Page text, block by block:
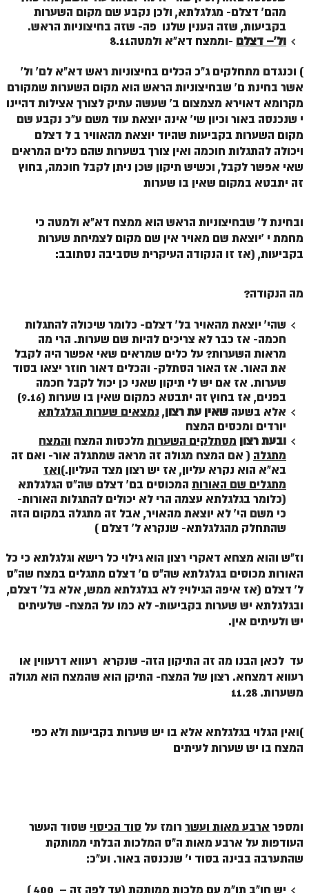
ספר הזוהר הקדוש זוהר ויקרא השקפה
ספר הזוהר הקדוש זוהר ויקרא מתקדמים
זוהר צו מתקדמים
פרשת שמיני מתחילים
פרשת שמיני מתקדמים
ספר הזוהר פרשת תזריע למתחילים
ספר הזוהר פרשת תזריע למתקדמים
זוהר מצורע למתקדמים
זוהר אחרי מות למתקדמים
הזוהר הקדוש – קדושים למתקדמים
ספר הזוהר אמור השקפה
ספר הזוהר אמור מתקדמים
הזוהר הקדוש פרשת בהר למתחילים
הזוהר הקדוש פרשת בהר – מתקדמים
זוהר בחוקותי למתחילים
זוהר הקדוש בחוקותי למתקדמים
זוהר במדבר מתקדמים
זוהר נשא למתחילים
זוהר נשא למתקדמים
זוהר בהעלותך למתקדמים
זוהר שלח לך למתקדמים
זוהר קורח למתחילים
חוקת מתקדמים
זוהר בלק למתחילים
מהם' דצלם- מגלגלתא, ולכן נקבע שם מקום השערות
בקביעות, שזה הענין שלנו פה- שזה בחיצוניות הראש.
ול'– דצלם -וממצח דא"א ולמטה8.11
) וכנגדם מתחלקים ג"כ הכלים בחיצוניות ראש דא"א לם' ול'
אשר בחינת ם' שבחיצוניות הראש הוא מקום השערות שמקורם
מקרומא דאוירא מצמצום ב' שעשה עתיק לצורך אצילות דהיינו
י שנכנסה באור וכיון שי' אינה יוצאת עוד משם ע"כ נקבע שם
מקום השערות בקביעות שהיוד יוצאת מהאוויר ב ל דצלם
ויכולה להתגלות חוכמה ואין צורך בשערות שהם כלים המראים
שאי אפשר לקבל, וכשיש תיקון שכן ניתן לקבל חוכמה, בחוץ
זה יתבטא במקום שאין בו שערות
ובחינת ל' שבחיצוניות הראש הוא ממצח דא"א ולמטה כי
מחמת י 'יוצאת שם מאויר אין שם מקום לצמיחת שערות
בקביעות, (אז זו הנקודה העיקרית שסביבה נסתובב:
מה הנקודה?
שהי' יוצאת מהאויר בל' דצלם- כלומר שיכולה להתגלות
חכמה- אז כבר לא צריכים להיות שם שערות. הרי מה
מראות השערות? על כלים שמראים שאי אפשר היה לקבל
את האור. אז האור הסתלק- והכלים דאור חוזר יצאו בסוד
שערות. אז אם יש לי תיקון שאני כן יכול לקבל חכמה
בפנים, אז בחוץ זה יתבטא כמקום שאין בו שערות (9.16)
אלא בשעה שאין עת רצון, נמצאים שערות הגלגלתא
יורדים ומכסים המצח
ובעת רצון מסתלקים השערות מלכסות המצח והמצח
מתגלה ( אם המצח מגולה זה מראה שמתגלה אור- ואם זה
בא"א הוא נקרא עליון, אז יש רצון מצד העליון.)ואז
מתגלים שם האורות המכוסים בם' דצלם שה"ס הגלגלתא
(כלומר בגלגלתא עצמה הרי לא יכולים להתגלות האורות-
כי משם הי' לא יוצאת מהאויר, אבל זה מתגלה במקום הזה
שהתחלק מהגלגלתא- שנקרא ל' דצלם )
וז"ש והוא מצחא דאקרי רצון הוא גילוי כל רישא וגלגלתא כי כל
האורות מכוסים בגלגלתא שה"ס ם' דצלם מתגלים במצח שה"ס
ל' דצלם (אז איפה הגילוי? לא בגלגלתא ממש, אלא בל' דצלם,
ובגלגלתא יש שערות בקביעות- לא כמו על המצח- שלעיתים
יש ולעיתים אין.
עד לכאן הבנו מה זה התיקון הזה- שנקרא רעווא דרעווין או
רעווא דמצחא. רצון של המצח- התיקן הוא שהמצח הוא מגולה
משערות. 11.28
)ואין הגלוי בגלגלתא אלא בו יש שערות בקביעות ולא כפי
המצח בו יש שערות לעיתים
ומספר ארבע מאות ועשר רומז על סוד הכיסוי שסוד העשר
העודפות על ארבע מאות ה"ס המלכות הבלתי ממותקת
שהתערבה בבינה בסוד י' שנכנסה באור. וע"כ: